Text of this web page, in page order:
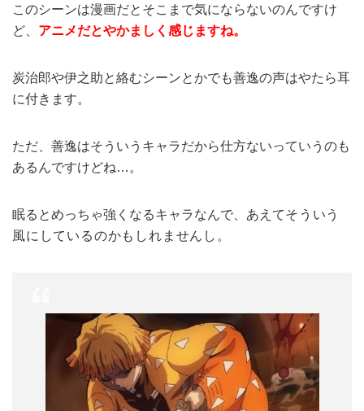
このシーンは漫画だとそこまで気にならないのんですけ
ど、 アニメだとやかましく感じますね。
炭治郎や伊之助と絡むシーンとかでも善逸の声はやたら耳
に付きます。
ただ、善逸はそういうキャラだから仕方ないっていうのも
あるんですけどね…。
眠るとめっちゃ強くなるキャラなんで、あえてそういう
風にしているのかもしれませんし。